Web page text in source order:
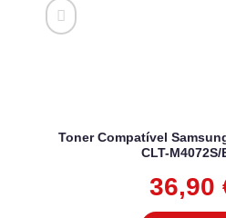
Toner Compatível
CLT-M4072S/
36,90